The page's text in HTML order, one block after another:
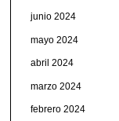
junio 2024
mayo 2024
abril 2024
marzo 2024
febrero 2024